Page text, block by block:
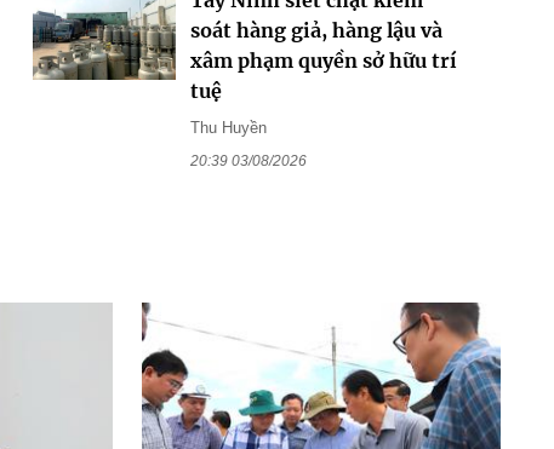
soát hàng giả, hàng lậu và
xâm phạm quyền sở hữu trí
tuệ
Thu Huyền
20:39 03/08/2026